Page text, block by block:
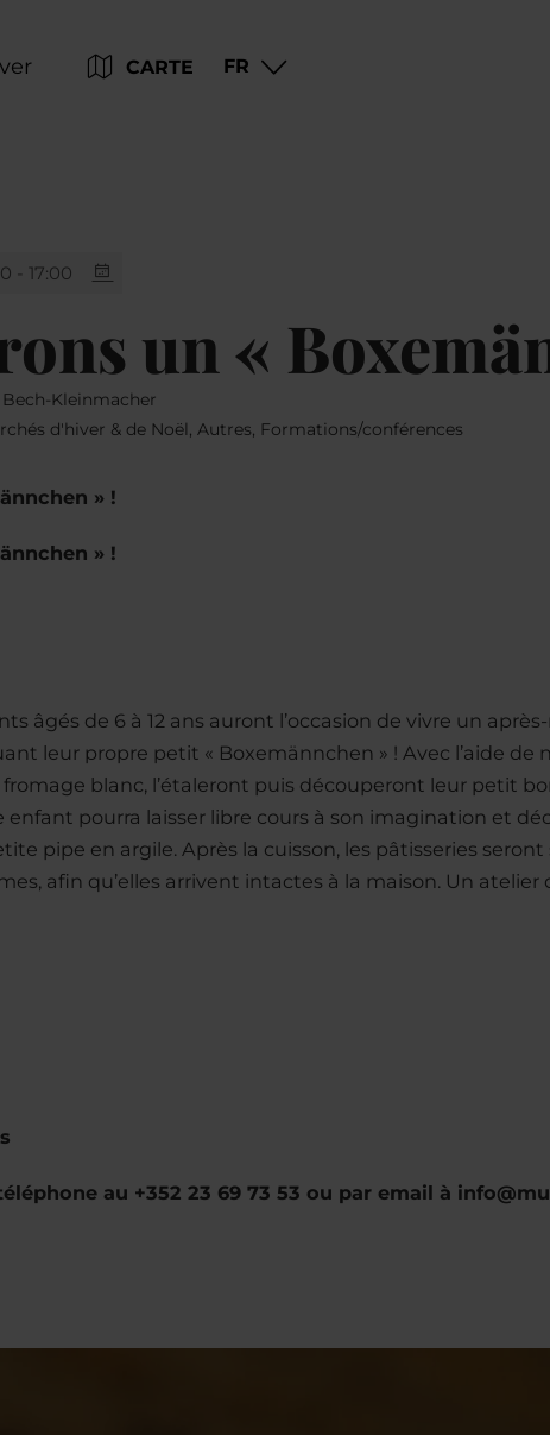
CARTE FR
- 17:00
un «
Bech-Kleinmacher
d'hiver & de Noël, Autres, Formations/conférences
» !
» !
âgés de 6 à 12 ans auront l’occasion de vivre un
leur propre petit « Boxemännchen » ! Avec l’aide
blanc, l’étaleront puis découperont leur petit
pourra laisser libre cours à son imagination et
pipe en argile. Après la cuisson, les pâtisseries
afin qu’elles arrivent intactes à la maison. Un atelier
au +352 23 69 73 53 ou par email à